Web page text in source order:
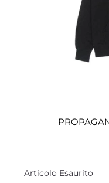
Articolo Esaurito